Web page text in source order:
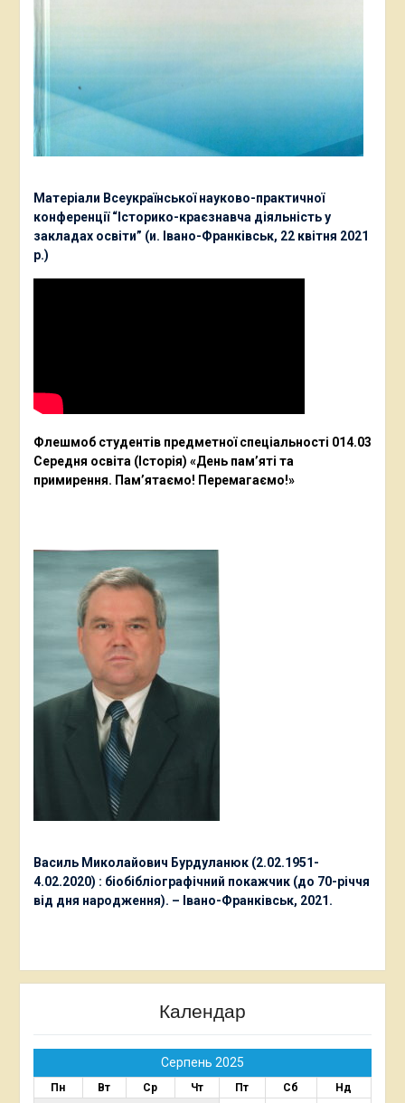
Матеріали Всеукраїнської науково-практичної
конференції “Історико-краєзнавча діяльність у
закладах освіти” (и. Івано-Франківськ, 22 квітня 2021
р.)
Флешмоб студентів предметної спеціальності 014.03
Середня освіта (Історія) «День пам’яті та
примирення. Пам’ятаємо! Перемагаємо!»
Василь Миколайович Бурдуланюк (2.02.1951-
4.02.2020) : біобібліографічний покажчик (до 70-річчя
від дня народження). – Івано-Франківськ, 2021.
Календар
Серпень 2025
Пн Вт Ср Чт Пт Сб
Нд